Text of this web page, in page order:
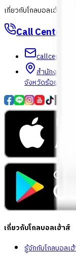
เกี่ยวกับโกลบอลเฮ้าส์
Call Center
สำนักงานให
จังหวัดร้อยเอ็ด
เกี่ยวกับโกลบอลเฮ้าส์
รู้จักกับโกลบอลเ